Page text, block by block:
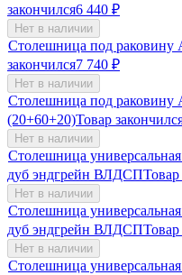
закончился6 440 ₽
Нет в наличии
Столешница под раковину
закончился7 740 ₽
Нет в наличии
Столешница под раковину
(20+60+20)Товар
Нет в наличии
Столешница
дуб эндгрейн ВЛДСПТовар
Нет в наличии
Столешница
дуб эндгрейн ВЛДСПТовар
Нет в наличии
Столешница